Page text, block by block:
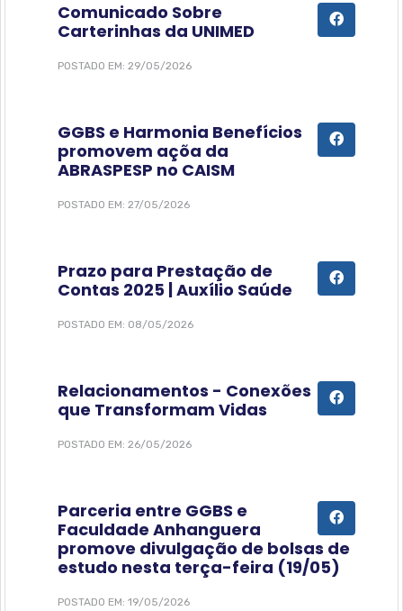
Comunicado Sobre
Carterinhas da UNIMED
POSTADO EM: 29/05/2026
GGBS e Harmonia Benefícios
promovem açõa da
ABRASPESP no CAISM
POSTADO EM: 27/05/2026
Prazo para Prestação de
Contas 2025 | Auxílio Saúde
POSTADO EM: 08/05/2026
Relacionamentos - Conexões
que Transformam Vidas
POSTADO EM: 26/05/2026
Parceria entre GGBS e
Faculdade Anhanguera
promove divulgação de bolsas de
estudo nesta terça-feira (19/05)
POSTADO EM: 19/05/2026